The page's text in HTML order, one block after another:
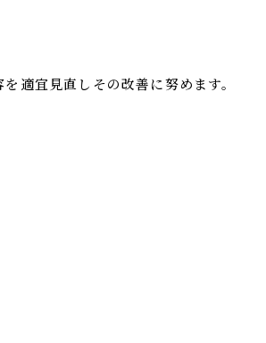
適宜見直しその改善に努めます。